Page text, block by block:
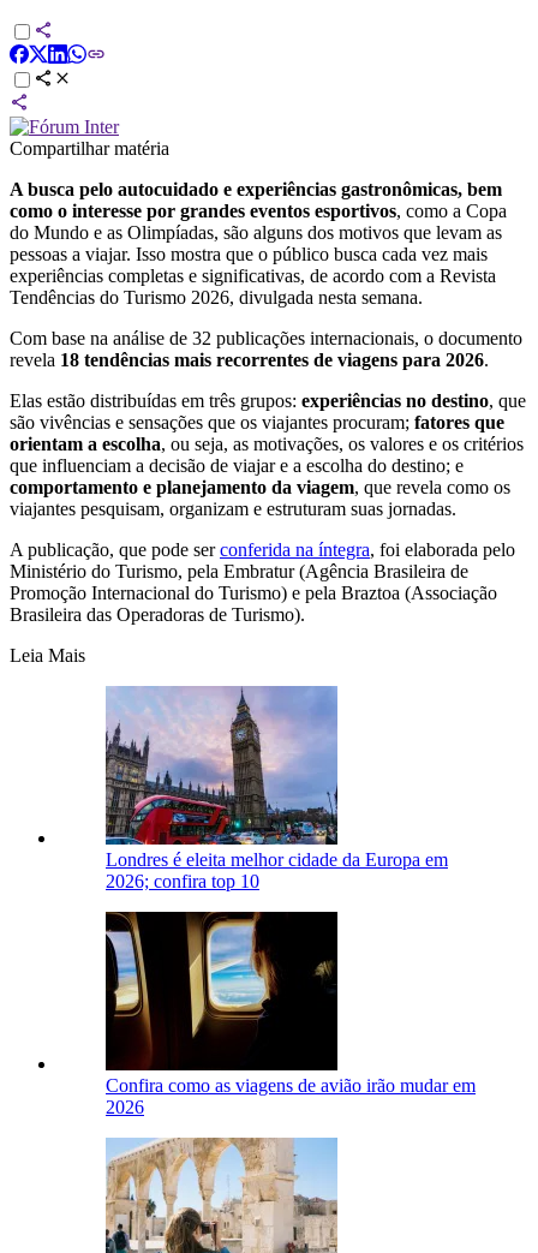
Compartilhar matéria
A busca pelo autocuidado e experiências gastronômicas, bem
como o interesse por grandes eventos esportivos, como a Copa
do Mundo e as Olimpíadas, são alguns dos motivos que levam as
pessoas a viajar. Isso mostra que o público busca cada vez mais
experiências completas e significativas, de acordo com a Revista
Tendências do Turismo 2026, divulgada nesta semana.
Com base na análise de 32 publicações internacionais, o documento
revela 18 tendências mais recorrentes de viagens para 2026.
Elas estão distribuídas em três grupos: experiências no destino, que
são vivências e sensações que os viajantes procuram; fatores que
orientam a escolha, ou seja, as motivações, os valores e os critérios
que influenciam a decisão de viajar e a escolha do destino; e
comportamento e planejamento da viagem, que revela como os
viajantes pesquisam, organizam e estruturam suas jornadas.
A publicação, que pode serconferida na íntegra, foi elaborada pelo
Ministério do Turismo, pela Embratur (Agência Brasileira de
Promoção Internacional do Turismo) e pela Braztoa (Associação
Brasileira das Operadoras de Turismo).
Leia Mais
Londres é eleita melhor cidade da Europa em
2026; confira top 10
Confira como as viagens de avião irão mudar em
2026